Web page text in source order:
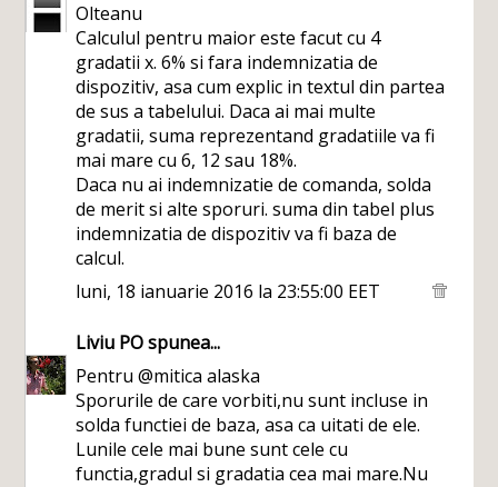
Olteanu
Calculul pentru maior este facut cu 4
gradatii x. 6% si fara indemnizatia de
dispozitiv, asa cum explic in textul din partea
de sus a tabelului. Daca ai mai multe
gradatii, suma reprezentand gradatiile va fi
mai mare cu 6, 12 sau 18%.
Daca nu ai indemnizatie de comanda, solda
de merit si alte sporuri. suma din tabel plus
indemnizatia de dispozitiv va fi baza de
calcul.
luni, 18 ianuarie 2016 la 23:55:00 EET
Liviu POspunea...
Pentru @mitica alaska
Sporurile de care vorbiti,nu sunt incluse in
solda functiei de baza, asa ca uitati de ele.
Lunile cele mai bune sunt cele cu
functia,gradul si gradatia cea mai mare.Nu